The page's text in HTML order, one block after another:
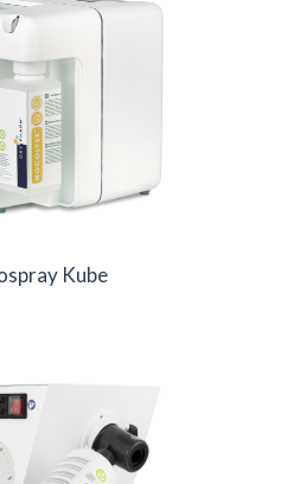
Kube